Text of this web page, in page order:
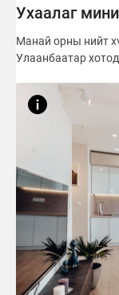
Ухаалаг
Манай орны нийт
Улаанбаатар